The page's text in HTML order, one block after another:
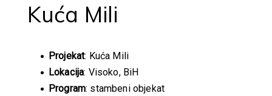
Kuća Mili
Projekat: Kuća Mili
Lokacija: Visoko, BiH
Program: stambeni objekat